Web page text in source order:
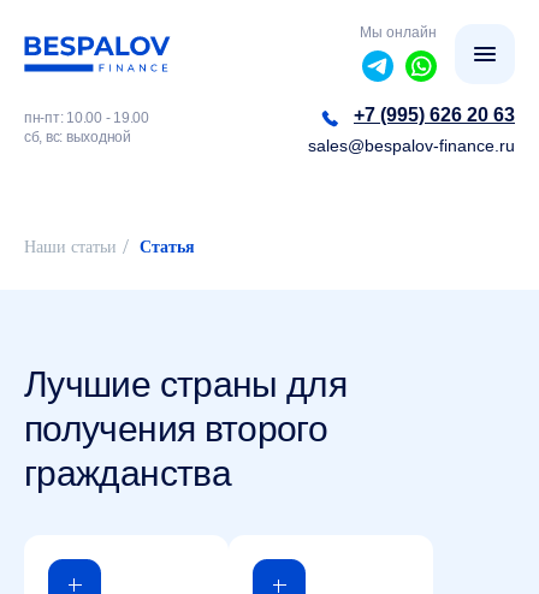
sales@bespalov-finance.ru
+7 (995) 626 20 63
Мы онлайн
пн-пт: 10.00 - 19.00
сб, вс: выходной
Наши статьи / Статья
Лучшие страны для
получения второго
гражданства